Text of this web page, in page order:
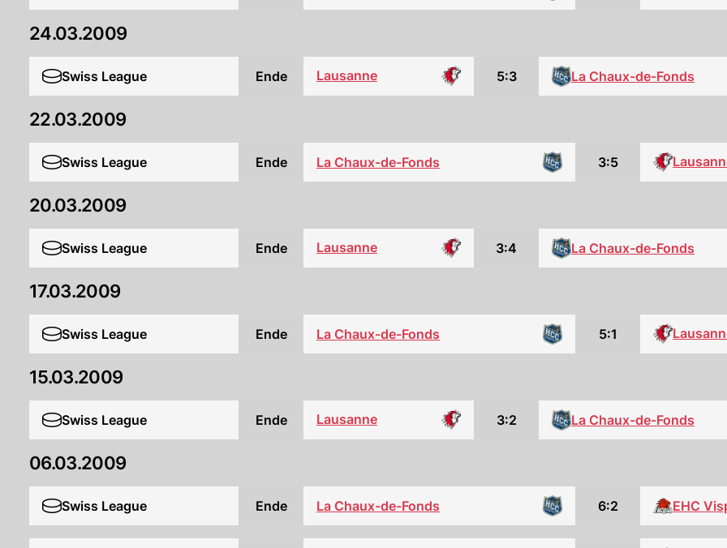
24.03.2009
Swiss League Ende Lausanne 5:3 La Chaux-de-Fonds
22.03.2009
Swiss League Ende La Chaux-de-Fonds 3:5
20.03.2009
Swiss League Ende Lausanne 3:4 La Chaux-de-Fonds
17.03.2009
Swiss League Ende La Chaux-de-Fonds 5:1
15.03.2009
Swiss League Ende Lausanne 3:2 La Chaux-de-Fonds
06.03.2009
Swiss League Ende La Chaux-de-Fonds 6:2 EHC